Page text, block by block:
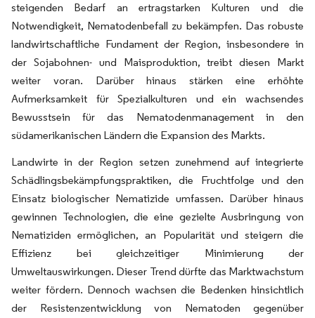
steigenden Bedarf an ertragstarken Kulturen und die
Notwendigkeit, Nematodenbefall zu bekämpfen. Das robuste
landwirtschaftliche Fundament der Region, insbesondere in
der Sojabohnen- und Maisproduktion, treibt diesen Markt
weiter voran. Darüber hinaus stärken eine erhöhte
Aufmerksamkeit für Spezialkulturen und ein wachsendes
Bewusstsein für das Nematodenmanagement in den
südamerikanischen Ländern die Expansion des Markts.
Landwirte in der Region setzen zunehmend auf integrierte
Schädlingsbekämpfungspraktiken, die Fruchtfolge und den
Einsatz biologischer Nematizide umfassen. Darüber hinaus
gewinnen Technologien, die eine gezielte Ausbringung von
Nematiziden ermöglichen, an Popularität und steigern die
Effizienz bei gleichzeitiger Minimierung der
Umweltauswirkungen. Dieser Trend dürfte das Marktwachstum
weiter fördern. Dennoch wachsen die Bedenken hinsichtlich
der Resistenzentwicklung von Nematoden gegenüber